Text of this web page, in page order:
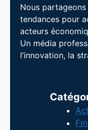
Nous
tendances pour
acteurs
Un média
l’innovation, la